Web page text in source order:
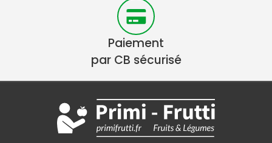
Paiement
par CB sécurisé